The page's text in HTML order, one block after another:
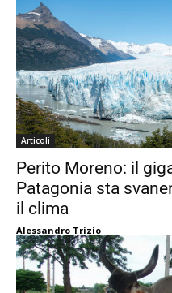
Articoli
Perito Moreno: il
Patagonia sta
il clima
Alessandro Trizio